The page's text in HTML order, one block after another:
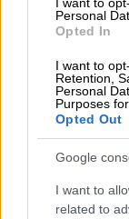
Personal
Opted In
I want to
Retention,
Personal
Purposes
Opted Out
Google
I want to
related to
ετών, χωρίς
αναρτήσεις
χώρας που
άνοιξη.
Αυτός είναι
υπουργείο
παρεμβάσεις: